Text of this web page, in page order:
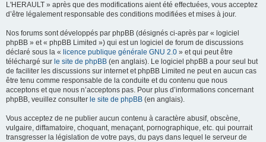
L'HERAULT » après que des modifications aient été effectuées, vous acceptez
d’être légalement responsable des conditions modifiées et mises à jour.
Nos forums sont développés par phpBB (désignés ci-après par « logiciel
phpBB » et « phpBB Limited ») qui est un logiciel de forum de discussions
déclaré sous la « licence publique générale GNU 2.0 » et qui peut être
téléchargé sur le site de phpBB (en anglais). Le logiciel phpBB a pour seul but
de faciliter les discussions sur internet et phpBB Limited ne peut en aucun cas
être tenu comme responsable de la conduite et du contenu que nous
acceptons et que nous n’acceptons pas. Pour plus d’informations concernant
phpBB, veuillez consulter le site de phpBB (en anglais).
Vous acceptez de ne publier aucun contenu à caractère abusif, obscène,
vulgaire, diffamatoire, choquant, menaçant, pornographique, etc. qui pourrait
transgresser la législation de votre pays, du pays dans lequel le serveur de